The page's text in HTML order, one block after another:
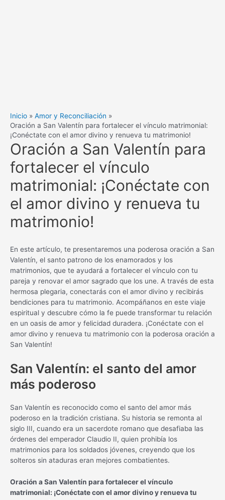
Inicio
Amor y Reconciliación
Oración a San Valentín para fortalecer el vínculo matrimonial:
¡Conéctate con el amor divino y renueva tu matrimonio!
Oración a San Valentín para
fortalecer el vínculo
matrimonial: ¡Conéctate con
el amor divino y renueva tu
matrimonio!
En este artículo, te presentaremos una poderosa oración a San
Valentín, el santo patrono de los enamorados y los
matrimonios, que te ayudará a fortalecer el vínculo con tu
pareja y renovar el amor sagrado que los une. A través de esta
hermosa plegaria, conectarás con el amor divino y recibirás
bendiciones para tu matrimonio. Acompáñanos en este viaje
espiritual y descubre cómo la fe puede transformar tu relación
en un oasis de amor y felicidad duradera. ¡Conéctate con el
amor divino y renueva tu matrimonio con la poderosa oración a
San Valentín!
San Valentín: el santo del amor
más poderoso
San Valentín es reconocido como el santo del amor más
poderoso en la tradición cristiana. Su historia se remonta al
siglo III, cuando era un sacerdote romano que desafiaba las
órdenes del emperador Claudio II, quien prohibía los
matrimonios para los soldados jóvenes, creyendo que los
solteros sin ataduras eran mejores combatientes.
Oración a San Valentín para fortalecer el vínculo
matrimonial: ¡Conéctate con el amor divino y renueva tu